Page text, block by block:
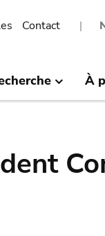
Contact
À